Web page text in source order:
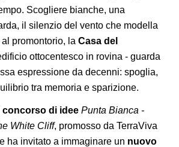
Scogliere bianche, una
il silenzio del vento che modella
promontorio, la Casa del
ottocentesco in rovina - guarda
espressione da decenni: spoglia,
tra memoria e sparizione.
concorso di idee Punta Bianca -
White Cliff, promosso da TerraViva
ha invitato a immaginare un nuovo